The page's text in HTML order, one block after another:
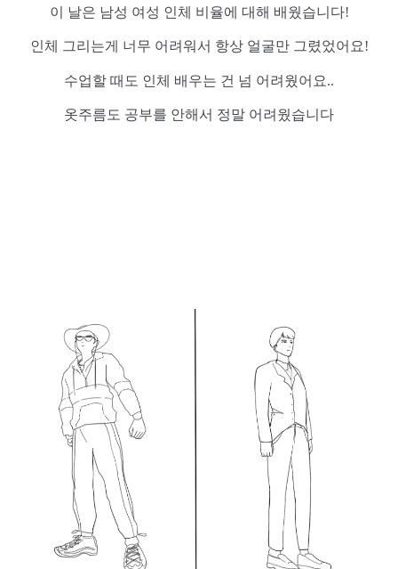
이 날은 남성 여성 인체 비율에 대해 배웠습니다!
인체 그리는게 너무 어려워서 항상 얼굴만 그렸었어요!
수업할 때도 인체 배우는 건 넘 어려웠어요..
옷주름도 공부를 안해서 정말 어려웠습니다